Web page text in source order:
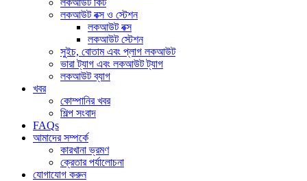
লকআউট কিট
লকআউট বক্স ও স্টেশন
লকআউট বক্স
লকআউট স্টেশন
সুইচ, বোতাম এবং প্লাগ লকআউট
ভারা ট্যাগ এবং লকআউট ট্যাগ
লকআউট ব্যাগ
খবর
কোম্পানির খবর
শিল্প সংবাদ
FAQs
আমাদের সম্পর্কে
কারখানা ভ্রমণ
ক্রেতার পর্যালোচনা
যোগাযোগ করুন